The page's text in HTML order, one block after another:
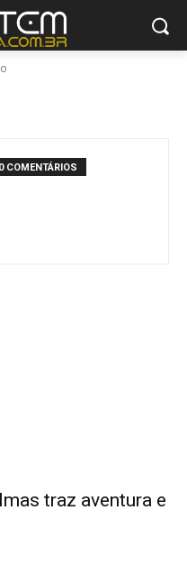
0 COMENTÁRIOS
traz aventura e